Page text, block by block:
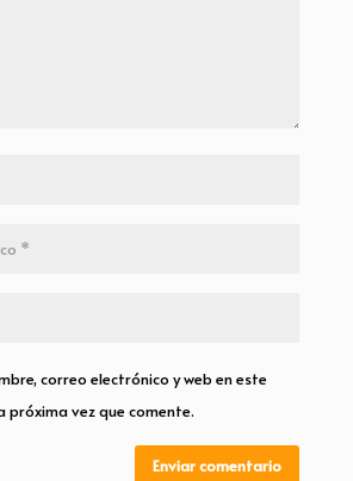
correo electrónico y web en este
vez que comente.
Enviar comentario